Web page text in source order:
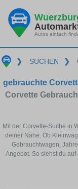
Autos einfach
❯ SUCHEN ❯
gebrauchte
Corvette
Mit der Corvette-Suche in
deiner Nähe. Ob
Gebrauchtwagen,
Angebot. So siehst du